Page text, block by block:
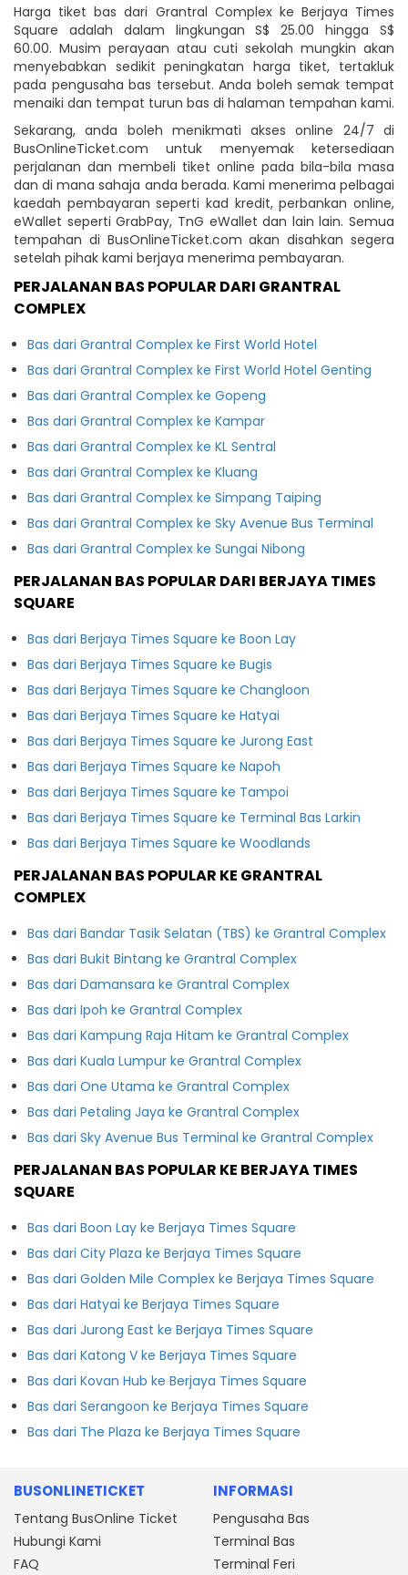
Harga tiket bas dari Grantral Complex ke Berjaya Times
Square adalah dalam lingkungan S$ 25.00 hingga S$
60.00. Musim perayaan atau cuti sekolah mungkin akan
menyebabkan sedikit peningkatan harga tiket, tertakluk
pada pengusaha bas tersebut. Anda boleh semak tempat
menaiki dan tempat turun bas di halaman tempahan kami.
Sekarang, anda boleh menikmati akses online 24/7 di
BusOnlineTicket.com untuk menyemak ketersediaan
perjalanan dan membeli tiket online pada bila-bila masa
dan di mana sahaja anda berada. Kami menerima pelbagai
kaedah pembayaran seperti kad kredit, perbankan online,
eWallet seperti GrabPay, TnG eWallet dan lain lain. Semua
tempahan di BusOnlineTicket.com akan disahkan segera
setelah pihak kami berjaya menerima pembayaran.
PERJALANAN BAS POPULAR DARI GRANTRAL
COMPLEX
Bas dari Grantral Complex ke First World Hotel
Bas dari Grantral Complex ke First World Hotel Genting
Bas dari Grantral Complex ke Gopeng
Bas dari Grantral Complex ke Kampar
Bas dari Grantral Complex ke KL Sentral
Bas dari Grantral Complex ke Kluang
Bas dari Grantral Complex ke Simpang Taiping
Bas dari Grantral Complex ke Sky Avenue Bus Terminal
Bas dari Grantral Complex ke Sungai Nibong
PERJALANAN BAS POPULAR DARI BERJAYA TIMES
SQUARE
Bas dari Berjaya Times Square ke Boon Lay
Bas dari Berjaya Times Square ke Bugis
Bas dari Berjaya Times Square ke Changloon
Bas dari Berjaya Times Square ke Hatyai
Bas dari Berjaya Times Square ke Jurong East
Bas dari Berjaya Times Square ke Napoh
Bas dari Berjaya Times Square ke Tampoi
Bas dari Berjaya Times Square ke Terminal Bas Larkin
Bas dari Berjaya Times Square ke Woodlands
PERJALANAN BAS POPULAR KE GRANTRAL
COMPLEX
Bas dari Bandar Tasik Selatan (TBS) ke Grantral Complex
Bas dari Bukit Bintang ke Grantral Complex
Bas dari Damansara ke Grantral Complex
Bas dari Ipoh ke Grantral Complex
Bas dari Kampung Raja Hitam ke Grantral Complex
Bas dari Kuala Lumpur ke Grantral Complex
Bas dari One Utama ke Grantral Complex
Bas dari Petaling Jaya ke Grantral Complex
Bas dari Sky Avenue Bus Terminal ke Grantral Complex
PERJALANAN BAS POPULAR KE BERJAYA TIMES
SQUARE
Bas dari Boon Lay ke Berjaya Times Square
Bas dari City Plaza ke Berjaya Times Square
Bas dari Golden Mile Complex ke Berjaya Times Square
Bas dari Hatyai ke Berjaya Times Square
Bas dari Jurong East ke Berjaya Times Square
Bas dari Katong V ke Berjaya Times Square
Bas dari Kovan Hub ke Berjaya Times Square
Bas dari Serangoon ke Berjaya Times Square
Bas dari The Plaza ke Berjaya Times Square
BUSONLINETICKET
Tentang BusOnline Ticket
Hubungi Kami
FAQ
INFORMASI
Pengusaha Bas
Terminal Bas
Terminal Feri